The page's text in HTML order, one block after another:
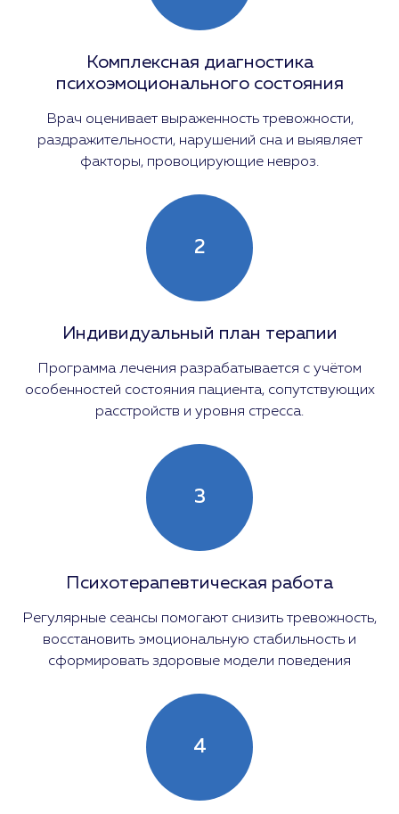
Комплексная диагностика
психоэмоционального состояния
Врач оценивает выраженность тревожности,
раздражительности, нарушений сна и выявляет
факторы, провоцирующие невроз.
2
Индивидуальный план терапии
Программа лечения разрабатывается с учётом
особенностей состояния пациента, сопутствующих
расстройств и уровня стресса.
3
Психотерапевтическая работа
Регулярные сеансы помогают снизить тревожность,
восстановить эмоциональную стабильность и
сформировать здоровые модели поведения
4